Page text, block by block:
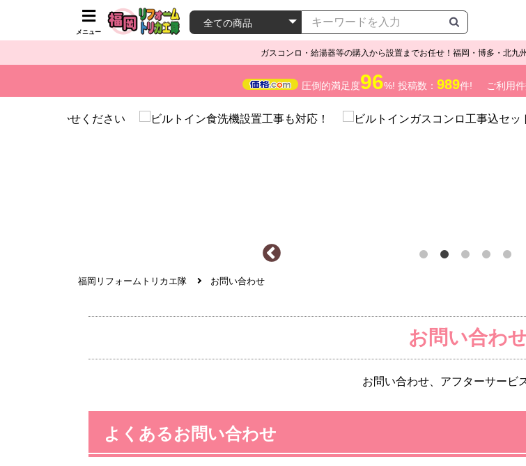
メニュー
ガスコンロ・給湯器等の購入から設置までお任せ！福岡・博多・北九
圧倒的満足度96%! 投稿数： 989件! ご利用
福岡リフォームトリカエ隊 お問い合わせ
お問い合わ
お問い合わせ、アフターサービ
よくあるお問い合わせ